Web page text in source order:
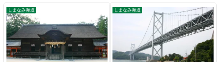
しまなみ海道 しまなみ海道